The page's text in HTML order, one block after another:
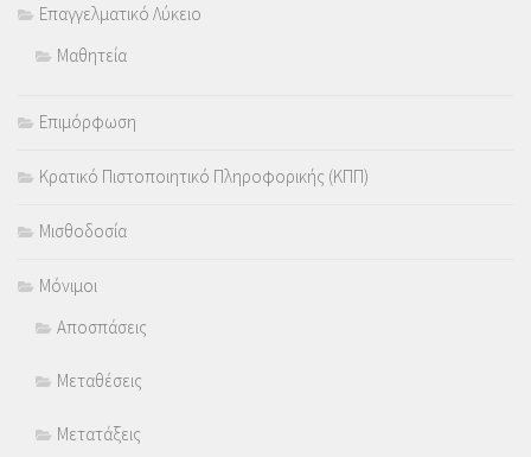
Επαγγελματικό Λύκειο
Μαθητεία
Επιμόρφωση
Κρατικό Πιστοποιητικό Πληροφορικής (ΚΠΠ)
Μισθοδοσία
Μόνιμοι
Αποσπάσεις
Μεταθέσεις
Μετατάξεις